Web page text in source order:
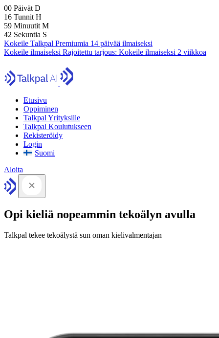
00 Päivät D
16 Tunnit H
59 Minuutit M
41 Sekuntia S
Kokeile Talkpal Premiumia 14 päivää ilmaiseksi
Kokeile ilmaiseksi Rajoitettu tarjous: Kokeile ilmaiseksi 2 viikkoa
Etusivu
Oppiminen
Talkpal Yrityksille
Talkpal Koulutukseen
Rekisteröidy
Login
Suomi
Aloita
Opi kieliä nopeammin tekoälyn avulla
Talkpal tekee tekoälystä sun oman kielivalmentajan